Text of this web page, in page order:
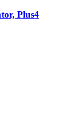
Plus4